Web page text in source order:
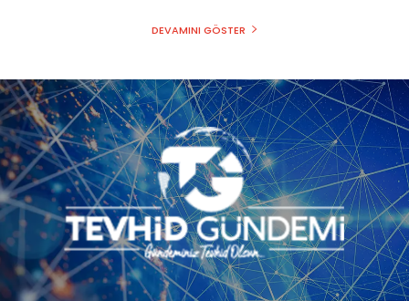
DEVAMINI GÖSTER